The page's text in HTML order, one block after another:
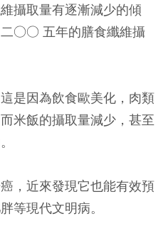
攝取量有逐漸減少的傾
二○○ 五年的膳食纖維攝
是因為飲食歐美化，肉類
米飯的攝取量減少，甚至
，近來發現它也能有效預
等現代文明病。